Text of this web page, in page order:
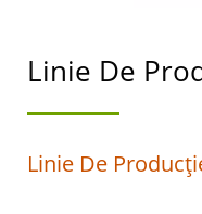
Linie De
Linie De